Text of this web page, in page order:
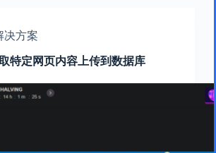
决方案
特定网页内容上传到数据库